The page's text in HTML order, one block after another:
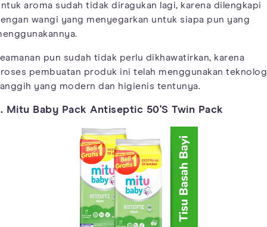
aroma sudah tidak diragukan lagi, karena dilengkapi
wangi yang menyegarkan untuk siapa pun yang
pun sudah tidak perlu dikhawatirkan, karena
pembuatan produk ini telah menggunakan
yang modern dan higienis tentunya.
Mitu Baby Pack Antiseptic 50'S Twin Pack